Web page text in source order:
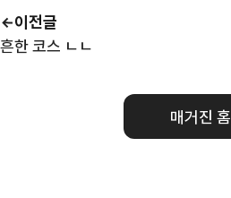
이전글
흔한 코스 ㄴㄴ
매거진 홈